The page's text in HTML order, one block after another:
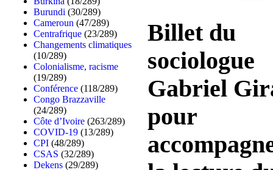
Burundi (30/289)
Cameroun (47/289)
Centrafrique (23/289)
Changements climatiques
(10/289)
Colonialisme, racisme
(19/289)
Conférence (118/289)
Congo Brazzaville
(24/289)
Côte d’Ivoire (263/289)
COVID-19 (13/289)
CPI (48/289)
CSAS (32/289)
Dekens (29/289)
Billet du
sociologue
Gabriel
pour